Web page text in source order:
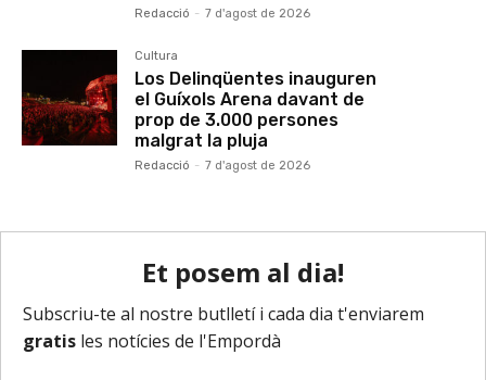
Redacció - 7 d'agost de 2026
Cultura
Los Delinqüentes inauguren
el Guíxols Arena davant de
prop de 3.000 persones
malgrat la pluja
Redacció - 7 d'agost de 2026